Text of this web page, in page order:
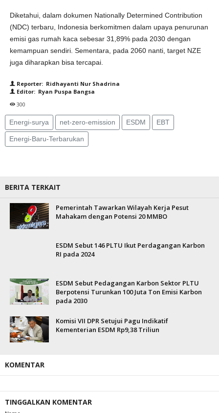
Diketahui, dalam dokumen Nationally Determined Contribution
(NDC) terbaru, Indonesia berkomitmen dalam upaya penurunan
emisi gas rumah kaca sebesar 31,89% pada 2030 dengan
kemampuan sendiri. Sementara, pada 2060 nanti, target NZE
juga diharapkan bisa tercapai.
Reporter: Ridhayanti Nur Shadrina
Editor: Ryan Puspa Bangsa
300
Energi-surya net-zero-emission ESDM EBT
Energi-Baru-Terbarukan
BERITA TERKAIT
Pemerintah Tawarkan Wilayah Kerja Pesut
Mahakam dengan Potensi 20 MMBO
ESDM Sebut 146 PLTU Ikut Perdagangan Karbon
RI pada 2024
ESDM Sebut Pedagangan Karbon Sektor PLTU
Berpotensi Turunkan 100 Juta Ton Emisi Karbon
pada 2030
Komisi VII DPR Setujui Pagu Indikatif
Kementerian ESDM Rp9,38 Triliun
KOMENTAR
TINGGALKAN KOMENTAR